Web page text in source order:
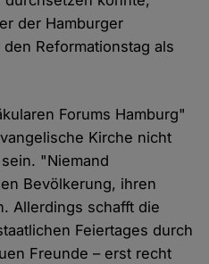
der Hamburger
Reformationstag als
Forums Hamburg"
Kirche nicht
"Niemand
Bevölkerung, ihren
Allerdings schafft die
Feiertages durch
Freunde – erst recht